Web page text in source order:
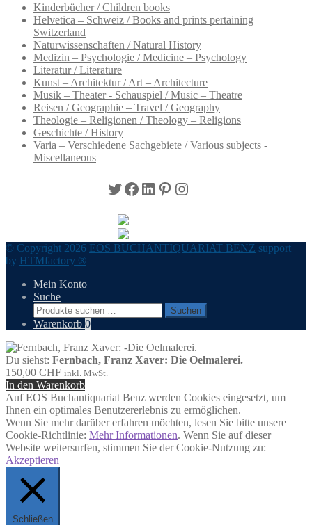
Kinderbücher / Children books
Helvetica – Schweiz / Books and prints pertaining
Switzerland
Naturwissenschaften / Natural History
Medizin – Psychologie / Medicine – Psychology
Literatur / Literature
Kunst – Architektur / Art – Architecture
Musik – Theater - Schauspiel / Music – Theatre
Reisen / Geographie – Travel / Geography
Theologie – Religionen / Theology – Religions
Geschichte / History
Varia – Verschiedene Sachgebiete / Various subjects -
Miscellaneous
Twitter
Facebook
LinkedIn
Pinterest
Instagram
© Copyright 2026 EOS BUCHANTIQUARIAT BENZ support
by HTMfactory ®
Mein Konto
Suche
Suchen
nach:
Suchen
Warenkorb 0
Du siehst: Fernbach, Franz Xaver: Die Oelmalerei.
150,00 CHF inkl. MwSt.
In den Warenkorb
Auf EOS Buchantiquariat Benz werden Cookies eingesetzt, um
Ihnen ein optimales Benutzererlebnis zu ermöglichen.
Wenn Sie mehr darüber erfahren möchten, lesen Sie bitte unsere
Cookie-Richtlinie: Mehr Informationen. Wenn Sie auf dieser
Website weitersurfen, stimmen Sie der Cookie-Nutzung zu:
Akzeptieren
Schließen